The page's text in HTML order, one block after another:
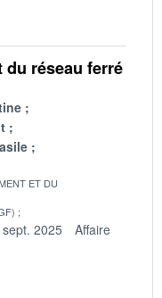
réseau ferré
ET DU
2025
Affaire